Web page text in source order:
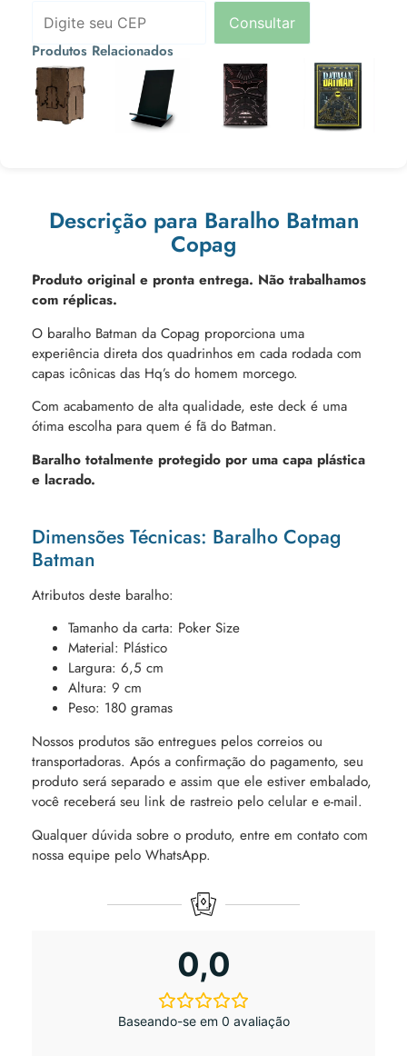
Consultar
Produtos Relacionados
Descrição para Baralho Batman
Copag
Produto original e pronta entrega. Não trabalhamos
com réplicas.
O baralho Batman da Copag proporciona uma
experiência direta dos quadrinhos em cada rodada com
capas icônicas das Hq’s do homem morcego.
Com acabamento de alta qualidade, este deck é uma
ótima escolha para quem é fã do Batman.
Baralho totalmente protegido por uma capa plástica
e lacrado.
Dimensões Técnicas: Baralho Copag
Batman
Atributos deste baralho:
Tamanho da carta: Poker Size
Material: Plástico
Largura: 6,5 cm
Altura: 9 cm
Peso: 180 gramas
Nossos produtos são entregues pelos correios ou
transportadoras. Após a confirmação do pagamento, seu
produto será separado e assim que ele estiver embalado,
você receberá seu link de rastreio pelo celular e e-mail.
Qualquer dúvida sobre o produto, entre em contato com
nossa equipe pelo WhatsApp.
0,0
Baseando-se em 0 avaliação